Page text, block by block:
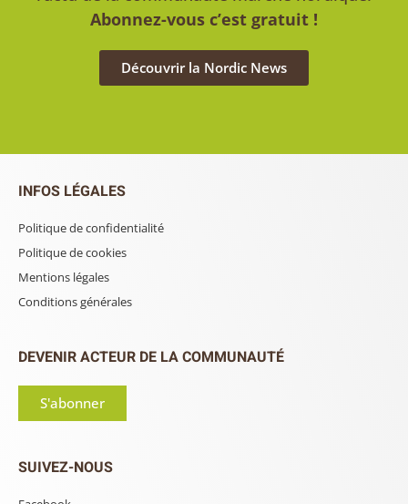
Abonnez-vous c’est gratuit !
Découvrir la Nordic News
INFOS LÉGALES
Politique de confidentialité
Politique de cookies
Mentions légales
Conditions générales
DEVENIR ACTEUR DE LA COMMUNAUTÉ
S'abonner
SUIVEZ-NOUS